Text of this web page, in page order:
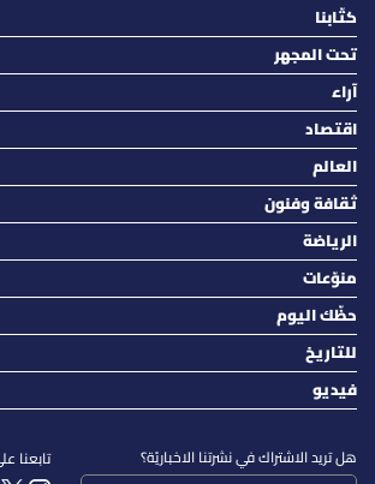
كتّابنا
تحت المجهر
آراء
اقتصاد
العالم
ثقافة وفنون
الرياضة
منوّعات
حظّك اليوم
للتاريخ
فيديو
هل تريد الاشتراك في نشرتنا الاخباريّة؟ تابعنا